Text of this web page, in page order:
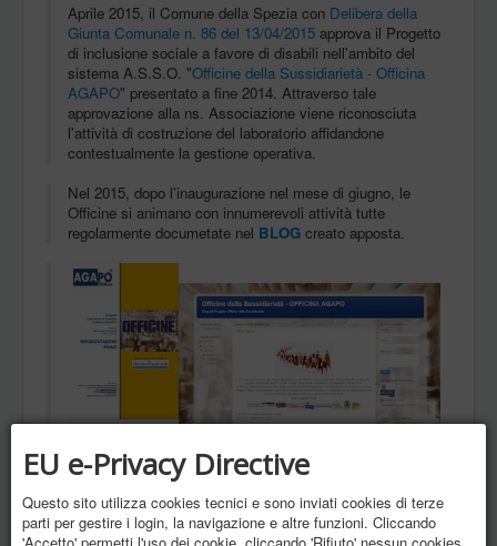
Aprile 2015, il Comune della Spezia con Delibera della
Giunta Comunale n. 86 del 13/04/2015 approva il Progetto
di inclusione sociale a favore di disabili nell'ambito del
sistema A.S.S.O. "Officine della Sussidiarietà - Officina
AGAPO" presentato a fine 2014. Attraverso tale
approvazione alla ns. Associazione viene riconosciuta
l'attività di costruzione del laboratorio affidandone
contestualmente la gestione operativa.
Nel 2015, dopo l'inaugurazione nel mese di giugno, le
Officine si animano con innumerevoli attività tutte
regolarmente documetate nel BLOG creato apposta.
EU e-Privacy Directive
Questo sito utilizza cookies tecnici e sono inviati cookies di terze
parti per gestire i login, la navigazione e altre funzioni. Cliccando